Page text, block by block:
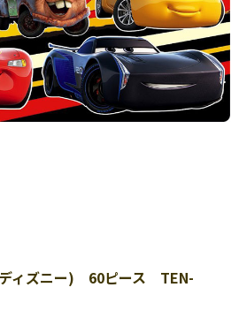
ィズニー) 60ピース TEN-